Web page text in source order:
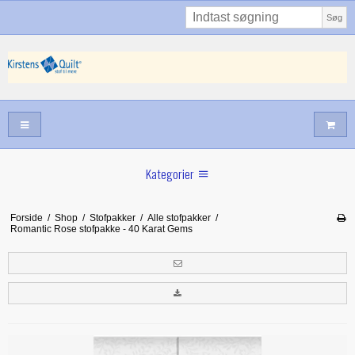
Søg
Kategorier
Juni nyt
Forside / Shop / Stofpakker / Alle stofpakker /
Romantic Rose stofpakke - 40 Karat Gems